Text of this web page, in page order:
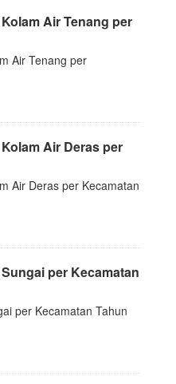
Air Tenang per
Air Tenang per
Air Deras per
Air Deras per Kecamatan
per Kecamatan
per Kecamatan Tahun